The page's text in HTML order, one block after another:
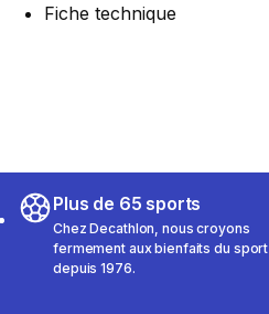
Fiche technique
Plus de 65 sports
Chez Decathlon, nous croyons
fermement aux bienfaits du sport
depuis 1976.